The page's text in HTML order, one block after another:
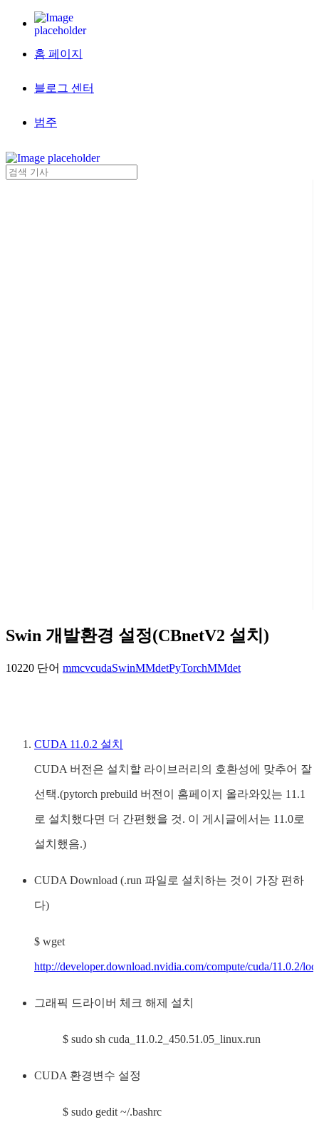
홈 페이지
블로그 센터
범주
Swin 개발환경 설정(CBnetV2 설치)
10220 단어 mmcvcudaSwinMMdetPyTorchMMdet
CUDA 11.0.2 설치
CUDA 버전은 설치할 라이브러리의 호환성에 맞추어 잘
선택.(pytorch prebuild 버전이 홈페이지 올라와있는 11.1
로 설치했다면 더 간편했을 것. 이 게시글에서는 11.0로
설치했음.)
CUDA Download (.run 파일로 설치하는 것이 가장 편하
다)
$ wget
http://developer.download.nvidia.com/compute/cuda/11.0.2/
그래픽 드라이버 체크 해제 설치
$ sudo sh cuda_11.0.2_450.51.05_linux.run
CUDA 환경변수 설정
$ sudo gedit ~/.bashrc